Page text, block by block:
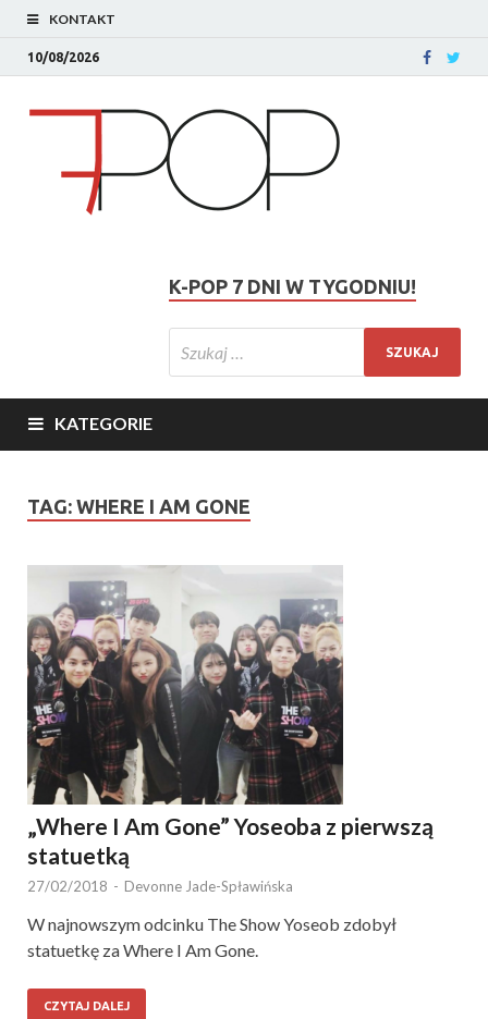
KONTAKT
10/08/2026
K-POP 7 DNI W TYGODNIU!
KATEGORIE
TAG: WHERE I AM GONE
„Where I Am Gone” Yoseoba z pierwszą
statuetką
27/02/2018 - Devonne Jade-Spławińska
W najnowszym odcinku The Show Yoseob zdobył
statuetkę za Where I Am Gone.
CZYTAJ DALEJ